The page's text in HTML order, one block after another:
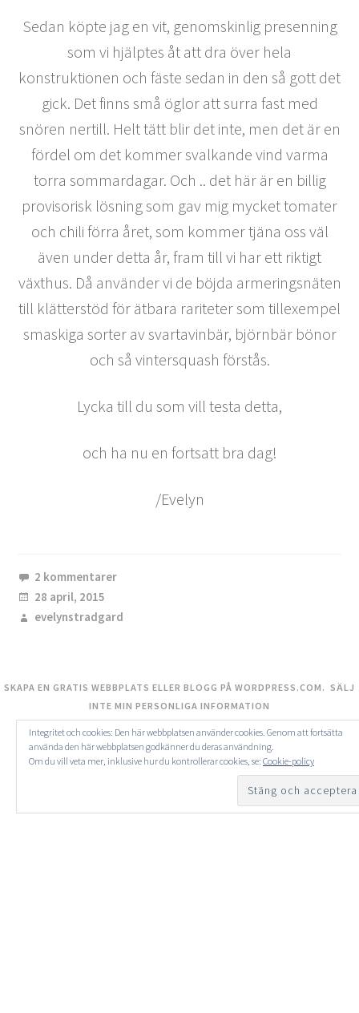
Sedan köpte jag en vit, genomskinlig presenning
som vi hjälptes åt att dra över hela
konstruktionen och fäste sedan in den så gott det
gick. Det finns små öglor att surra fast med
snören nertill. Helt tätt blir det inte, men det är en
fördel om det kommer svalkande vind varma
torra sommardagar. Och .. det här är en billig
provisorisk lösning som gav mig mycket tomater
och chili förra året, som kommer tjäna oss väl
även under detta år, fram till vi har ett riktigt
växthus. Då använder vi de böjda armeringsnäten
till klätterstöd för ätbara rariteter som tillexempel
smaskiga sorter av svartavinbär, björnbär bönor
och så vintersquash förstås.
Lycka till du som vill testa detta,
och ha nu en fortsatt bra dag!
/Evelyn
2 kommentarer
28 april, 2015
evelynstradgard
SKAPA EN GRATIS WEBBPLATS ELLER BLOGG PÅ WORDPRESS.COM. SÄLJ
INTE MIN PERSONLIGA INFORMATION
Integritet och cookies: Den här webbplatsen använder cookies. Genom att fortsätta
använda den här webbplatsen godkänner du deras användning.
Om du vill veta mer, inklusive hur du kontrollerar cookies, se: Cookie-policy